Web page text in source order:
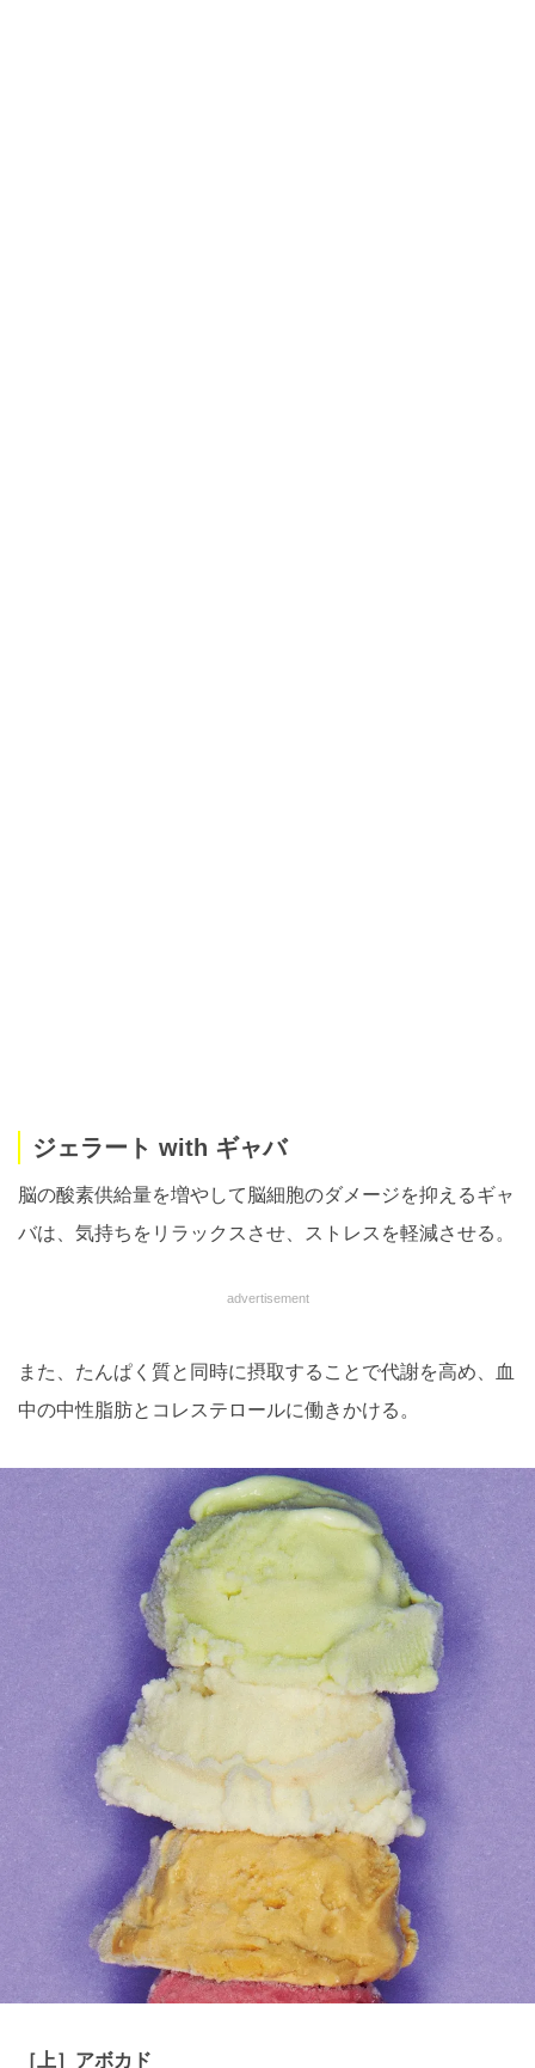
ジェラート with ギャバ
脳の酸素供給量を増やして脳細胞のダメージを抑えるギャ
バは、気持ちをリラックスさせ、ストレスを軽減させる。
advertisement
また、たんぱく質と同時に摂取することで代謝を高め、血
中の中性脂肪とコレステロールに働きかける。
［上］アボカド